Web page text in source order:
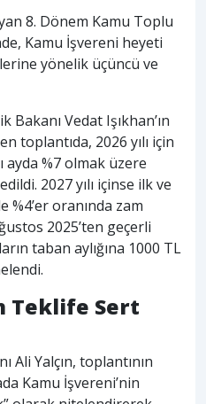
8. Dönem Kamu Toplu
Kamu İşvereni heyeti
yönelik üçüncü ve
Bakanı Vedat Işıkhan’ın
toplantıda, 2026 yılı için
ayda %7 olmak üzere
2027 yılı içinse ilk ve
%4’er oranında zam
2025’ten geçerli
taban aylığına 1000 TL
Teklife Sert
Ali Yalçın, toplantının
Kamu İşvereni’nin